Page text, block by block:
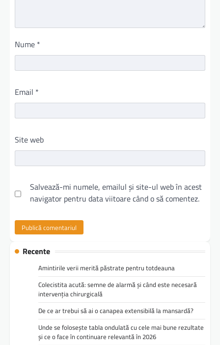
Nume *
Email *
Site web
Salvează-mi numele, emailul și site-ul web în acest
navigator pentru data viitoare când o să comentez.
Recente
Amintirile verii merită păstrate pentru totdeauna
Colecistita acută: semne de alarmă și când este necesară
intervenția chirurgicală
De ce ar trebui să ai o canapea extensibilă la mansardă?
Unde se folosește tabla ondulată cu cele mai bune rezultate
și ce o face în continuare relevantă în 2026